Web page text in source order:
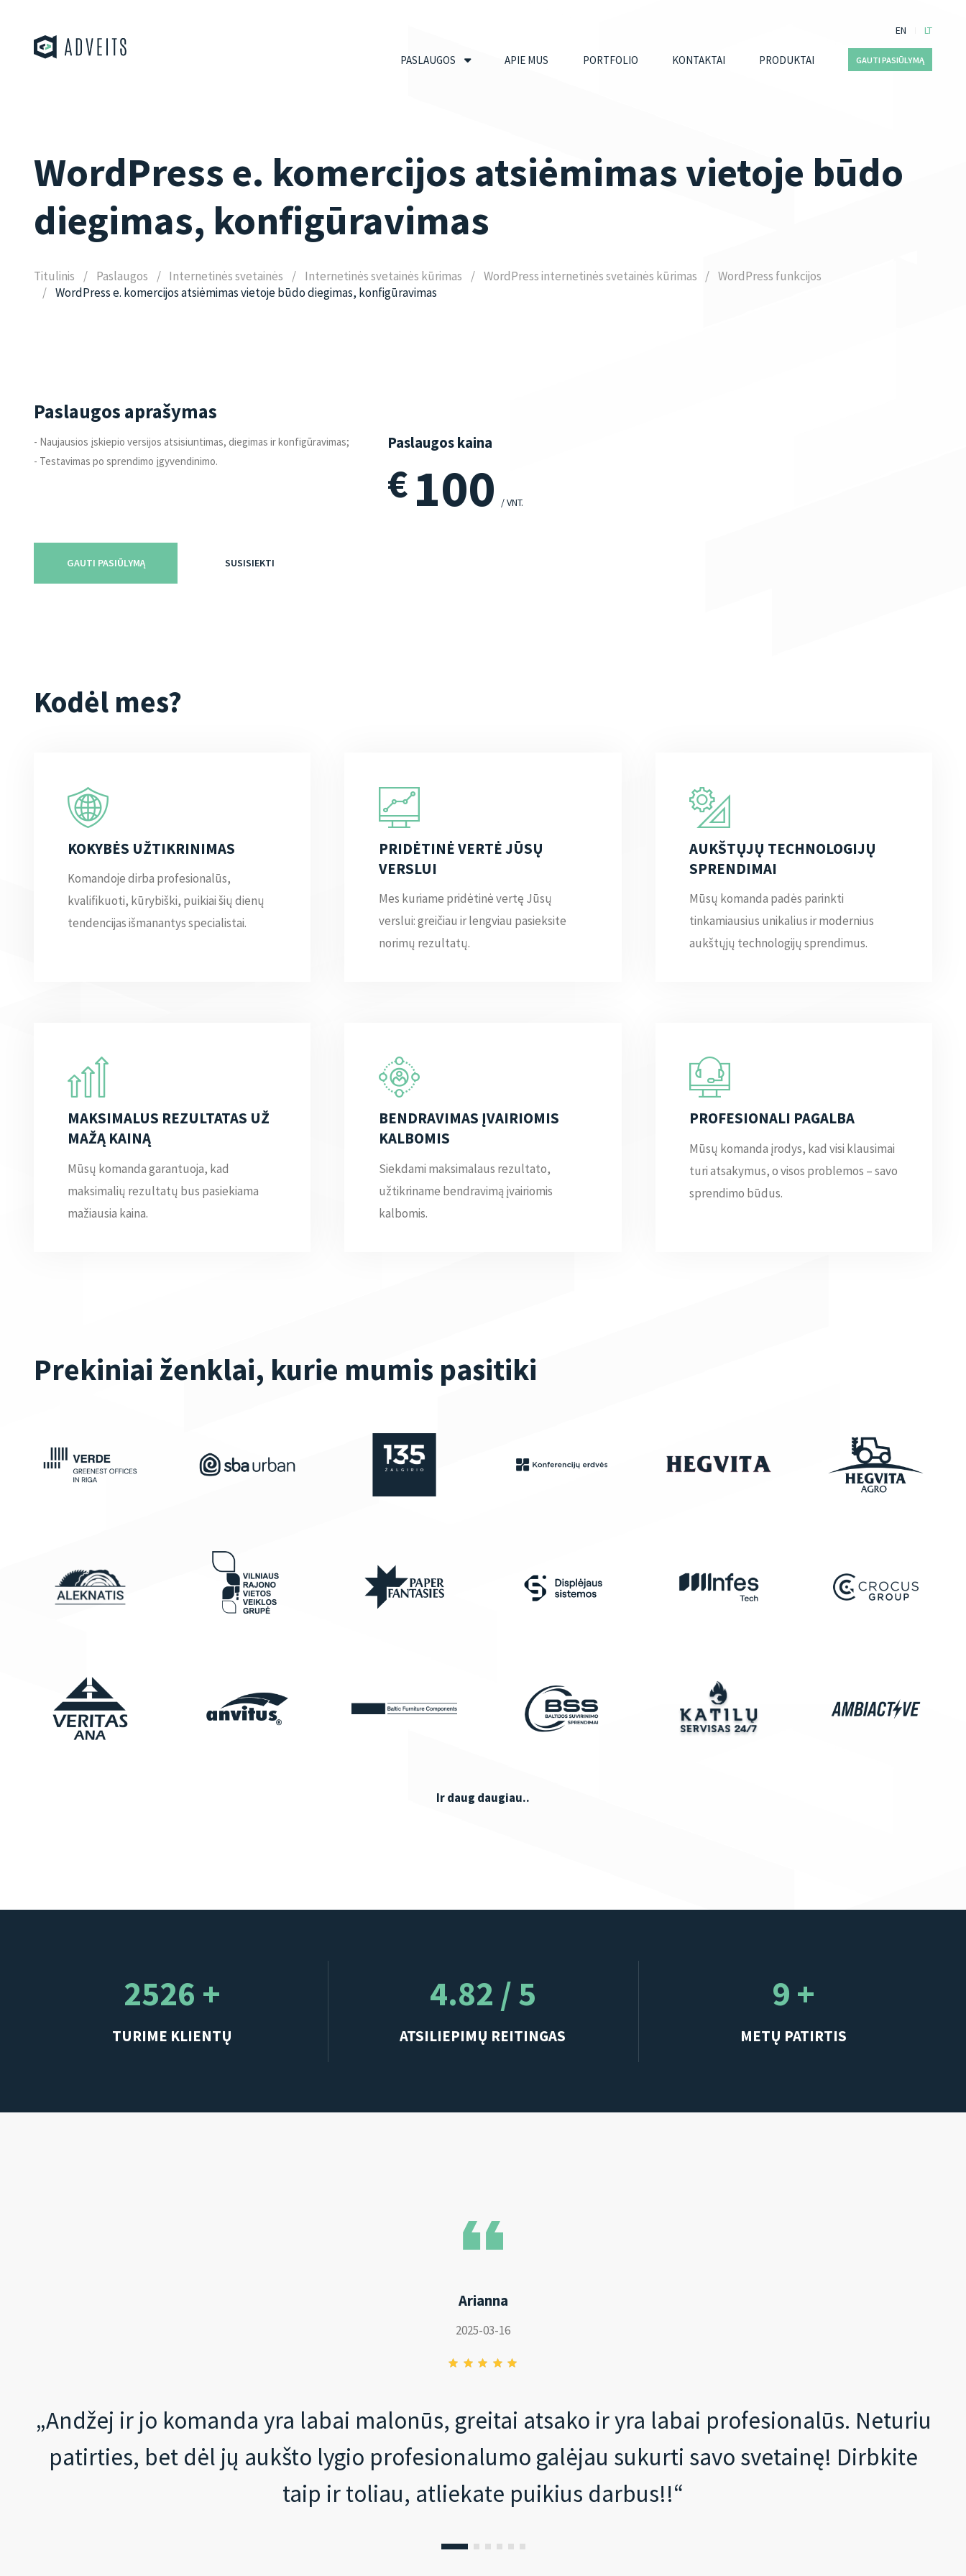
EN LT
PASLAUGOS APIE MUS PORTFOLIO KONTAKTAI PRODUKTAI GAUTI PASIŪLYMĄ
WordPress e. komercijos atsiėmimas vietoje būdo
diegimas, konfigūravimas
Titulinis Paslaugos Internetinės svetainės Internetinės svetainės kūrimas WordPress internetinės svetainės kūrimas
WordPress funkcijos
WordPress e. komercijos atsiėmimas vietoje būdo diegimas, konfigūravimas
Paslaugos aprašymas
- Naujausios įskiepio versijos atsisiuntimas, diegimas ir konfigūravimas;
- Testavimas po sprendimo įgyvendinimo.
Paslaugos kaina
€100 / VNT.
GAUTI PASIŪLYMĄ SUSISIEKTI
Kodėl mes?
KOKYBĖS UŽTIKRINIMAS
Komandoje dirba profesionalūs,
kvalifikuoti, kūrybiški, puikiai šių dienų
tendencijas išmanantys specialistai.
PRIDĖTINĖ VERTĖ JŪSŲ
VERSLUI
Mes kuriame pridėtinė vertę Jūsų
verslui: greičiau ir lengviau pasieksite
norimų rezultatų.
AUKŠTŲJŲ TECHNOLOGIJŲ
SPRENDIMAI
Mūsų komanda padės parinkti
tinkamiausius unikalius ir modernius
aukštųjų technologijų sprendimus.
MAKSIMALUS REZULTATAS UŽ
MAŽĄ KAINĄ
Mūsų komanda garantuoja, kad
maksimalių rezultatų bus pasiekiama
mažiausia kaina.
BENDRAVIMAS ĮVAIRIOMIS
KALBOMIS
Siekdami maksimalaus rezultato,
užtikriname bendravimą įvairiomis
kalbomis.
PROFESIONALI PAGALBA
Mūsų komanda įrodys, kad visi klausimai
turi atsakymus, o visos problemos – savo
sprendimo būdus.
Prekiniai ženklai, kurie mumis pasitiki
Ir daug daugiau..
2526 +
TURIME KLIENTŲ
4.82 / 5
ATSILIEPIMŲ REITINGAS
9 +
METŲ PATIRTIS
Arianna
2025-03-16
„Andžej ir jo komanda yra labai malonūs, greitai atsako ir yra labai profesionalūs. Neturiu
patirties, bet dėl jų aukšto lygio profesionalumo galėjau sukurti savo svetainę! Dirbkite
taip ir toliau, atliekate puikius darbus!!“